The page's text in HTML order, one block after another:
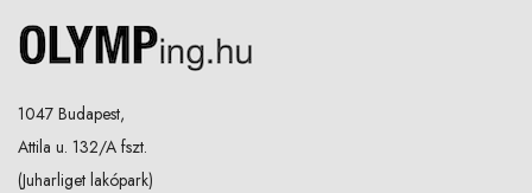
1047 Budapest,
Attila u. 132/A fszt.
(Juharliget lakópark)